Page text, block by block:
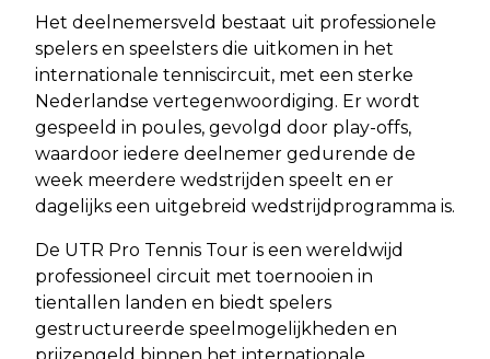
Het deelnemersveld bestaat uit professionele
spelers en speelsters die uitkomen in het
internationale tenniscircuit, met een sterke
Nederlandse vertegenwoordiging. Er wordt
gespeeld in poules, gevolgd door play-offs,
waardoor iedere deelnemer gedurende de
week meerdere wedstrijden speelt en er
dagelijks een uitgebreid wedstrijdprogramma is.
De UTR Pro Tennis Tour is een wereldwijd
professioneel circuit met toernooien in
tientallen landen en biedt spelers
gestructureerde speelmogelijkheden en
prijzengeld binnen het internationale